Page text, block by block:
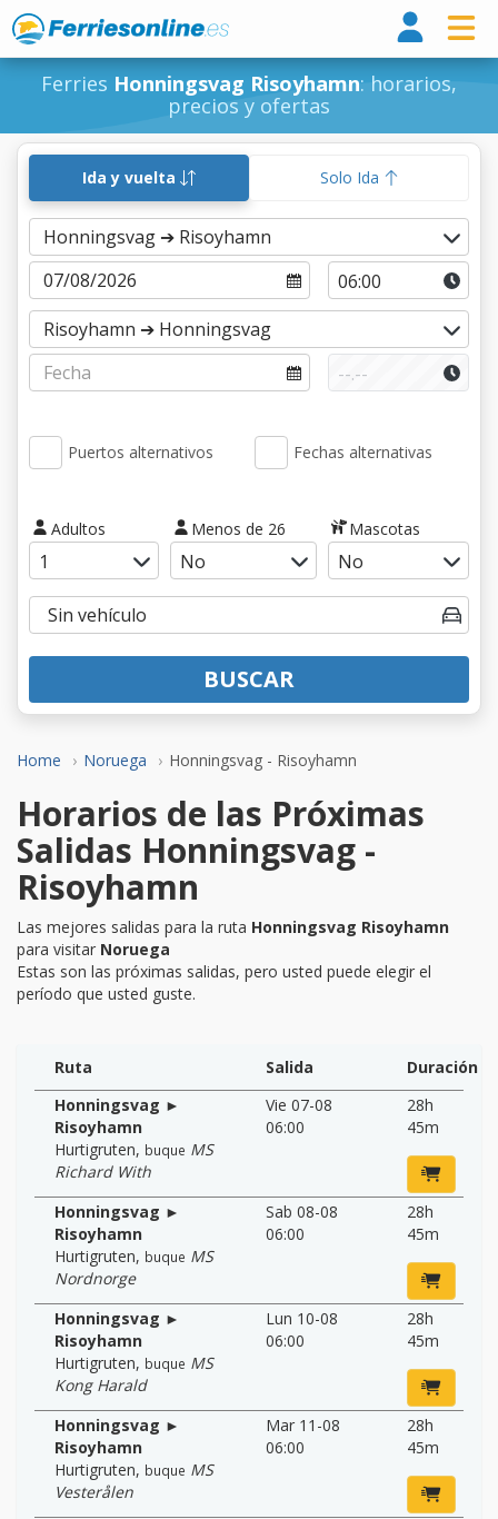
Ferries Honningsvag Risoyhamn: horarios,
precios y ofertas
Home Noruega Honningsvag - Risoyhamn
Ida y vuelta Solo Ida
Puertos alternativos Fechas alternativas
Adultos Menos de 26 Mascotas
BUSCAR
Horarios de las Próximas
Salidas Honningsvag -
Risoyhamn
Las mejores salidas para la ruta Honningsvag Risoyhamn
para visitar Noruega
Estas son las próximas salidas, pero usted puede elegir el
período que usted guste.
Ruta Salida
Duración
Honningsvag ►
Risoyhamn
Hurtigruten, buque MS
Richard With
Vie 07-08
06:00
28h
45m
Honningsvag ►
Risoyhamn
Hurtigruten, buque MS
Nordnorge
Sab 08-08
06:00
28h
45m
Honningsvag ►
Risoyhamn
Hurtigruten, buque MS
Kong Harald
Lun 10-08
06:00
28h
45m
Honningsvag ►
Risoyhamn
Hurtigruten, buque MS
Vesterålen
Mar 11-08
06:00
28h
45m